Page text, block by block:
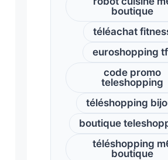
boutique
téléachat
euroshopping
code promo
teleshopping
téléshopping
boutique
téléshopping
boutique